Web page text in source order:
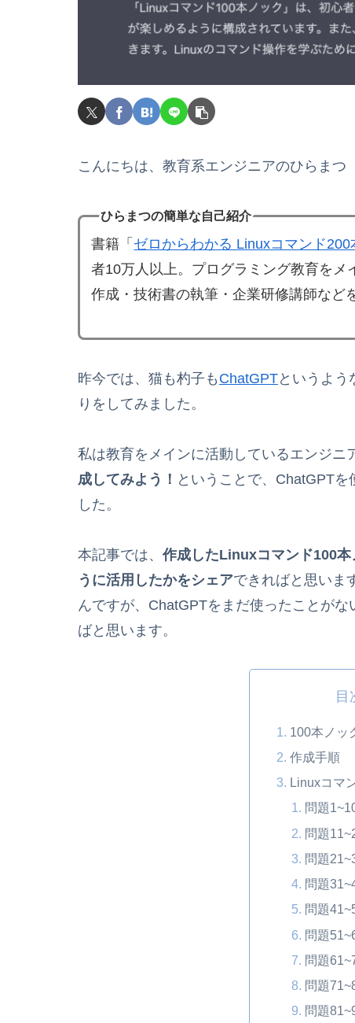
こんにちは、教育系エンジニアのひらまつ
ひらまつの簡単な自己紹介
書籍「 ゼロからわかる Linuxコマンド200
者10万人以上。プログラミング教育を
作成・技術書の執筆・企業研修講師など
昨今では、猫も杓子も ChatGPTというよう
りをしてみました。
私は教育をメインに活動しているエンジニ
成してみよう！ ということで、ChatGPTを
した。
本記事では、 作成したLinuxコマンド100本
うに活用したかをシェアできればと思いま
んですが、ChatGPTをまだ使ったことが
ばと思います。
目
100本ノッ
作成手順
Linuxコマ
問題
問題
問題
問題
問題
問題
問題
問題
問題